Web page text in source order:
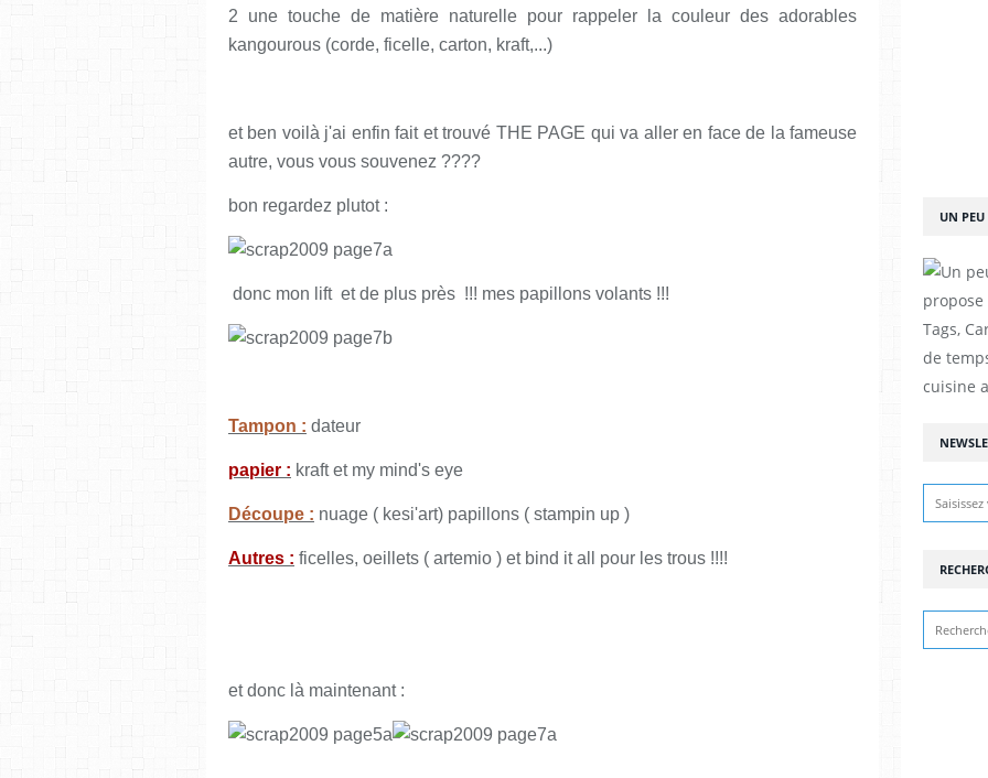
2 une touche de matière naturelle pour rappeler la couleur des adorables
kangourous (corde, ficelle, carton, kraft,...)
et ben voilà j'ai enfin fait et trouvé THE PAGE qui va aller en face de la fameuse
autre, vous vous souvenez ????
bon regardez plutot :
donc mon lift et de plus près !!! mes papillons volants !!!
Tampon : dateur
papier : kraft et my mind's eye
Découpe : nuage ( kesi'art) papillons ( stampin up )
Autres : ficelles, oeillets ( artemio ) et bind it all pour les trous !!!!
et donc là maintenant :
UN PEU
propose
Tags,
de
cuisine